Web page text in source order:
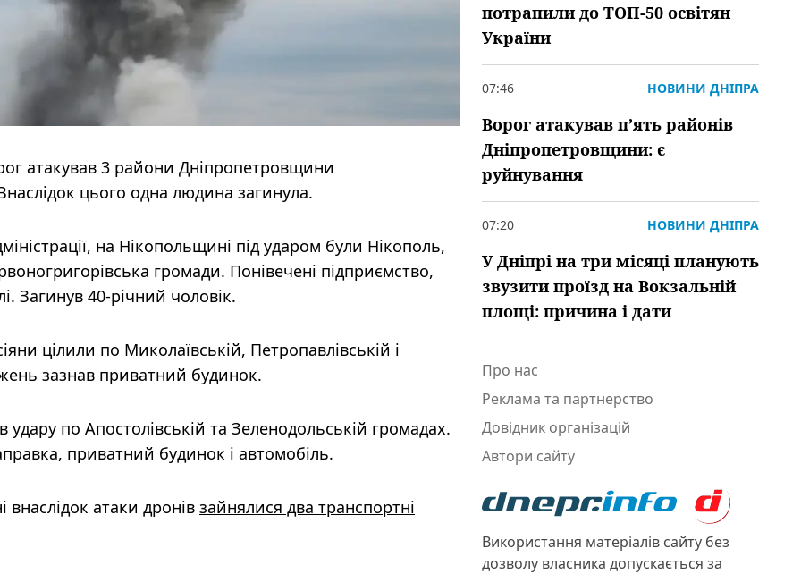
атакував 3 райони Дніпропетровщини
цього одна людина загинула.
на Нікопольщині під ударом були Нікополь,
громади. Понівечені підприємство,
Загинув 40-річний чоловік.
цілили по Миколаївській, Петропавлівській і
зазнав приватний будинок.
по Апостолівській та Зеленодольській громадах.
приватний будинок і автомобіль.
атаки дронів зайнялися два транспортні
потрапили до ТОП-50 освітян
України
07:46 НОВИНИ ДНІПРА
Ворог атакував пʼять районів
Дніпропетровщини: є
руйнування
07:20 НОВИНИ ДНІПРА
У Дніпрі на три місяці планують
звузити проїзд на Вокзальній
площі: причина і дати
Про нас
Реклама та партнерство
Довідник організацій
Автори сайту
Використання матеріалів сайту без
дозволу власника допускається за